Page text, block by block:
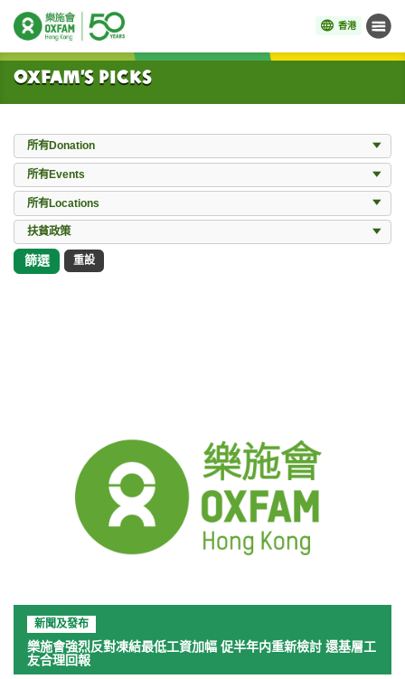
香港 目錄
開始主要內容
Oxfam’s Picks
Donation
所有Donation
Events
所有Events
Locations
所有Locations
所有Works
扶貧政策
篩選 重設
新聞及發布
樂施會強烈反對凍結最低工資加幅 促半年内重新檢討 還基層工
友合理回報